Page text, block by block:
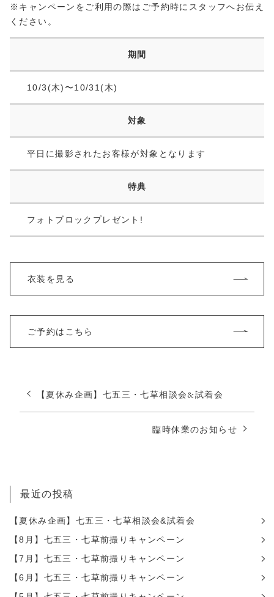
※キャンペーンをご利用の際はご予約時にスタッフへお伝え
ください。
期間
10/3(木)〜10/31(木)
対象
平日に撮影されたお客様が対象となります
特典
フォトブロックプレゼント!
衣装を見る
ご予約はこちら
【夏休み企画】七五三・七草相談会&試着会
臨時休業のお知らせ
最近の投稿
【夏休み企画】七五三・七草相談会&試着会
【8月】七五三・七草前撮りキャンペーン
【7月】七五三・七草前撮りキャンペーン
【6月】七五三・七草前撮りキャンペーン